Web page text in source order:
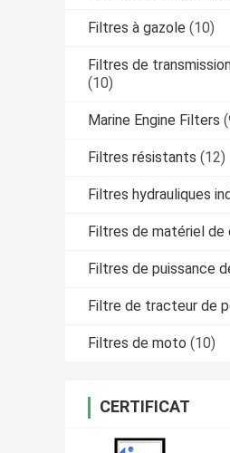
Filtres à gazole (10)
Filtres de
(10)
Marine Engine Filters
Filtres résistants (12)
Filtres hydrauliques
Filtres de matériel
Filtres de puissance
Filtre de tracteur de
Filtres de moto (10)
CERTIFICAT